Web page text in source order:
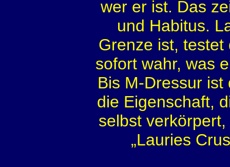
wer er ist. Das
und Habitus.
Grenze ist,
sofort wahr, was
Bis M-Dressur
die Eigenschaft,
selbst
„Lauries